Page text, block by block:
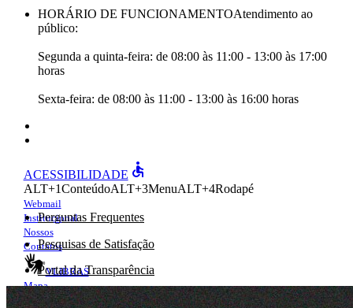
HORÁRIO DE FUNCIONAMENTOAtendimento ao
público:
Segunda a quinta-feira: de 08:00 às 11:00 - 13:00 às 17:00
horas
Sexta-feira: de 08:00 às 11:00 - 13:00 às 16:00 horas
ACESSIBILIDADE accessible
ALT+1ConteúdoALT+3MenuALT+4Rodapé
Webmail
Institucional
Nossos
Contatos
VLIBRAS
Mapa
do site
Perguntas Frequentes
Pesquisas de Satisfação
Portal da Transparência
e-Ouv